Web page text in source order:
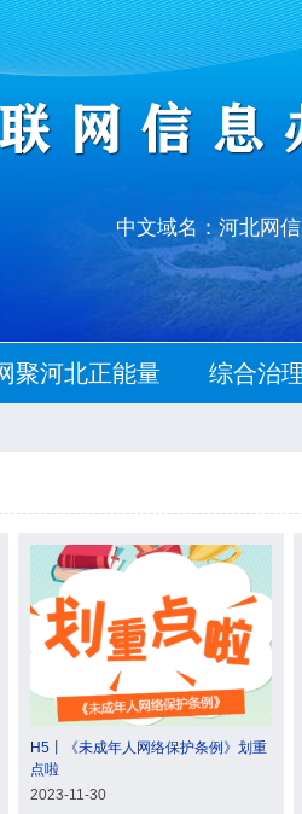
中文域名：河北网
聚河北正能量 综合治理
H5丨《未成年人网络保护条例》划重
点啦
2023-11-30